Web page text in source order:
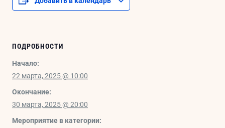
ПОДРОБНОСТИ
Начало:
22 марта, 2025 @ 10:00
Окончание:
30 марта, 2025 @ 20:00
Мероприятие в категории: